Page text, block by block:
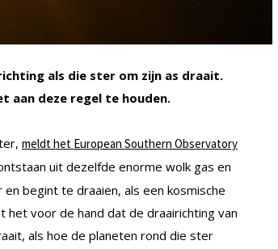
als die ster om zijn as draait.
aan deze regel te houden.
meldt het European Southern Observatory
uit dezelfde enorme wolk gas en
begint te draaien, als een kosmische
het voor de hand dat de draairichting van
als hoe de planeten rond die ster